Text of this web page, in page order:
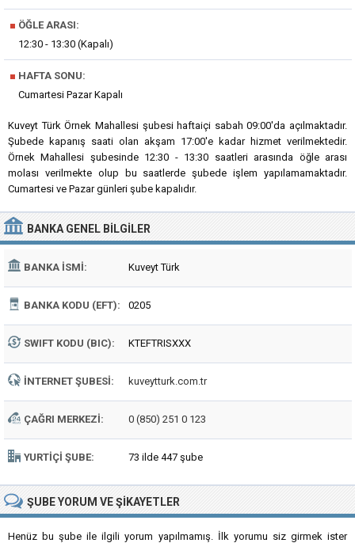
■ ÖĞLE ARASI:
12:30 - 13:30 (Kapalı)
■ HAFTA SONU:
Cumartesi Pazar Kapalı
Kuveyt Türk Örnek Mahallesi şubesi haftaiçi sabah 09:00'da açılmaktadır.
Şubede kapanış saati olan akşam 17:00'e kadar hizmet verilmektedir.
Örnek Mahallesi şubesinde 12:30 - 13:30 saatleri arasında öğle arası
molası verilmekte olup bu saatlerde şubede işlem yapılamamaktadır.
Cumartesi ve Pazar günleri şube kapalıdır.
BANKA GENEL BILGILER
BANKA İSMI: Kuveyt Türk
BANKA KODU (EFT): 0205
SWIFT KODU (BIC): KTEFTRISXXX
İNTERNET ŞUBESI: kuveytturk.com.tr
ÇAĞRI MERKEZI: 0 (850) 251 0 123
YURTIÇI ŞUBE: 73 ilde 447 şube
ŞUBEYORUM VE ŞIKAYETLER
Henüz bu şube ile ilgili yorum yapılmamış. İlk yorumu siz girmek ister